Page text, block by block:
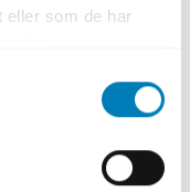
eller som de har